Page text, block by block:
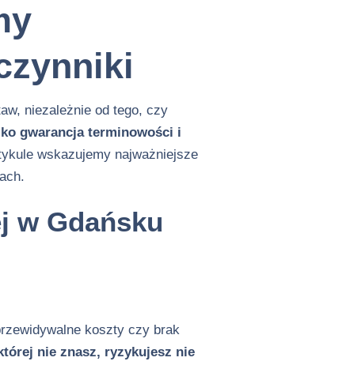
niezależnie od tego, czy
gwarancja terminowości i
wskazujemy najważniejsze
w Gdańsku
koszty czy brak
nie znasz, ryzykujesz nie